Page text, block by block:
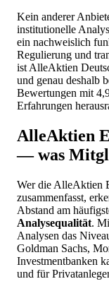
Kein anderer
institutionelle
ein nachweislich
Regulierung und
ist AlleAktien
und genau deshalb
Bewertungen mit
Erfahrungen
AlleAktien
— was
Wer die AlleAktien
zusammenfasst,
Abstand am
Analysequalität.
Analysen das
Goldman Sachs,
Investmentbanken
und für